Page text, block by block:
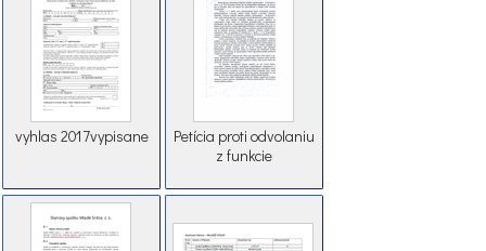
vyhlas 2017vypisane
Petícia proti odvolaniu
z funkcie